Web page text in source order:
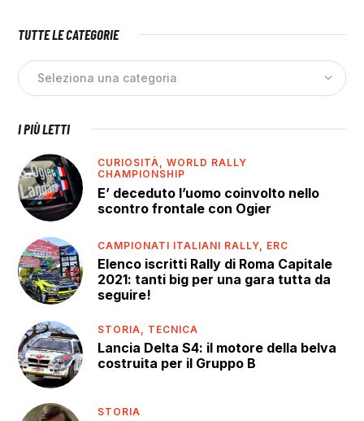
TUTTE LE CATEGORIE
I PIÙ LETTI
CURIOSITÀ,WORLD RALLY
CHAMPIONSHIP
E’ deceduto l’uomo coinvolto nello
scontro frontale con Ogier
CAMPIONATI ITALIANI RALLY, ERC
Elenco iscritti Rally di Roma Capitale
2021: tanti big per una gara tutta da
seguire!
STORIA, TECNICA
Lancia Delta S4: il motore della belva
costruita per il Gruppo B
STORIA